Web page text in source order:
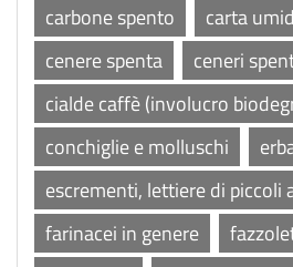
carbone spento
carta
cenere spenta
ceneri
cialde caffè (involucro
conchiglie e molluschi
escrementi, lettiere di piccoli
farinacei in genere